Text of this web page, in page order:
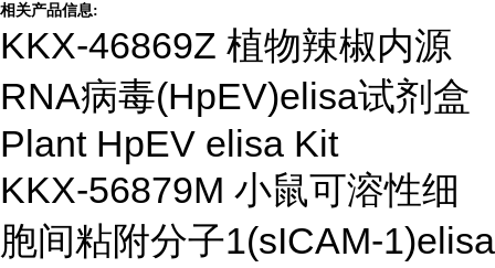
相关产品信息:
KKX-46869Z 植物辣椒内源
RNA病毒(HpEV)elisa试剂盒
Plant HpEV elisa Kit
KKX-56879M 小鼠可溶性细
胞间粘附分子1(sICAM-1)elisa